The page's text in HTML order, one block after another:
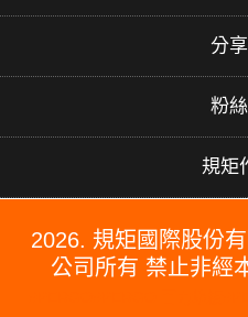
分
粉
規矩
2026. 規矩國際股份
公司所有 禁止非經